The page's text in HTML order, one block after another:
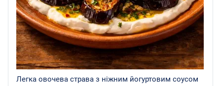
Легка овочева страва з ніжним йогуртовим соусом